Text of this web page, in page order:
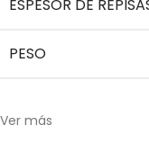
ESPESOR DE
PESO
Ver más